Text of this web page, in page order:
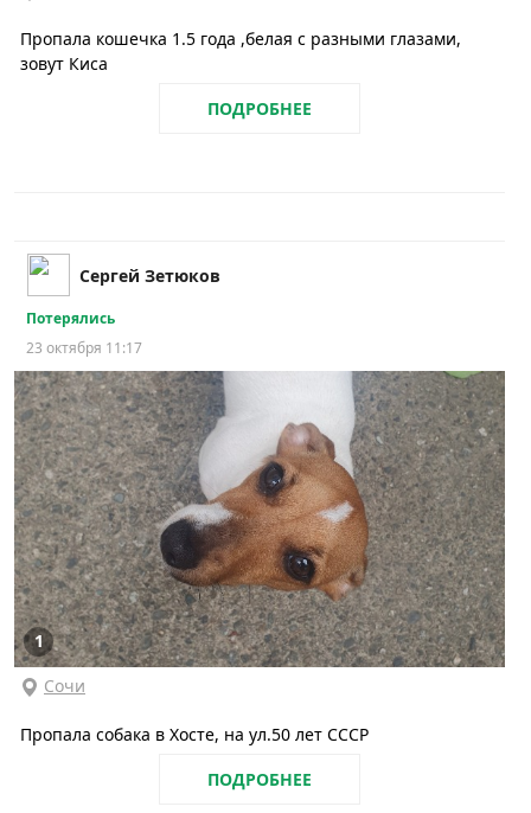
Пропала кошечка 1.5 года ,белая с разными глазами,
зовут Киса
ПОДРОБНЕЕ
Сергей Зетюков
Потерялись
23 октября 11:17
1
Сочи
Пропала собака в Хосте, на ул.50 лет СССР
ПОДРОБНЕЕ